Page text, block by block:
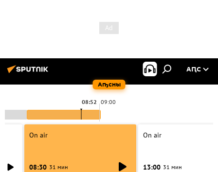
Аҧсны
АԤС
09:00
08:52
On air
08:30 31 мин
On air
13:00 31 мин